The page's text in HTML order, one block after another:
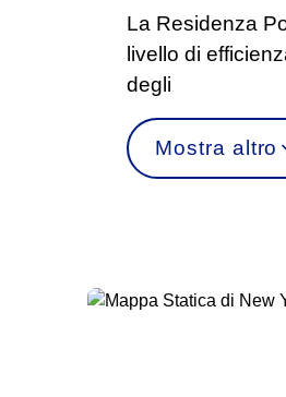
La Residenza
livello di
degli
Mostra altro